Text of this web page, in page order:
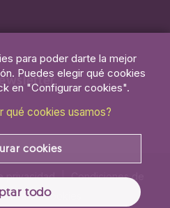
para poder darte la mejor
Puedes elegir qué cookies
en "Configurar cookies".
qué cookies usamos?
cookies
todo
privacidad | Condiciones de
de cookies